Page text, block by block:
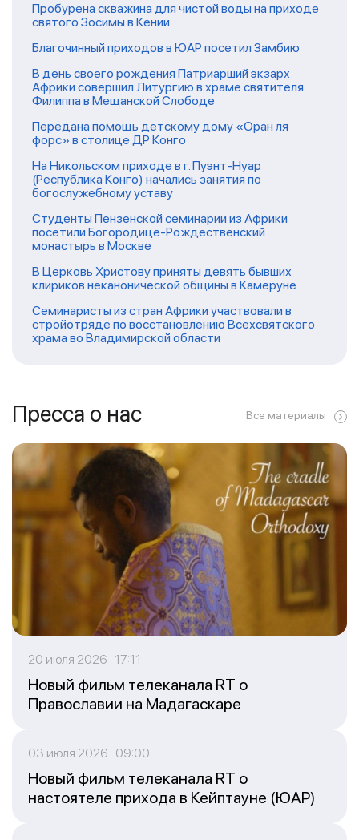
Пробурена скважина для чистой воды на приходе
святого Зосимы в Кении
Благочинный приходов в ЮАР посетил Замбию
В день своего рождения Патриарший экзарх
Африки совершил Литургию в храме святителя
Филиппа в Мещанской Слободе
Передана помощь детскому дому «Оран ля
форс» в столице ДР Конго
На Никольском приходе в г. Пуэнт-Нуар
(Республика Конго) начались занятия по
богослужебному уставу
Студенты Пензенской семинарии из Африки
посетили Богородице-Рождественский
монастырь в Москве
В Церковь Христову приняты девять бывших
клириков неканонической общины в Камеруне
Семинаристы из стран Африки участвовали в
стройотряде по восстановлению Всехсвятского
храма во Владимирской области
Пресса о нас Все материалы
20 июля 2026 17:11
Новый фильм телеканала RT о
Православии на Мадагаскаре
03 июля 2026 09:00
Новый фильм телеканала RT о
настоятеле прихода в Кейптауне (ЮАР)